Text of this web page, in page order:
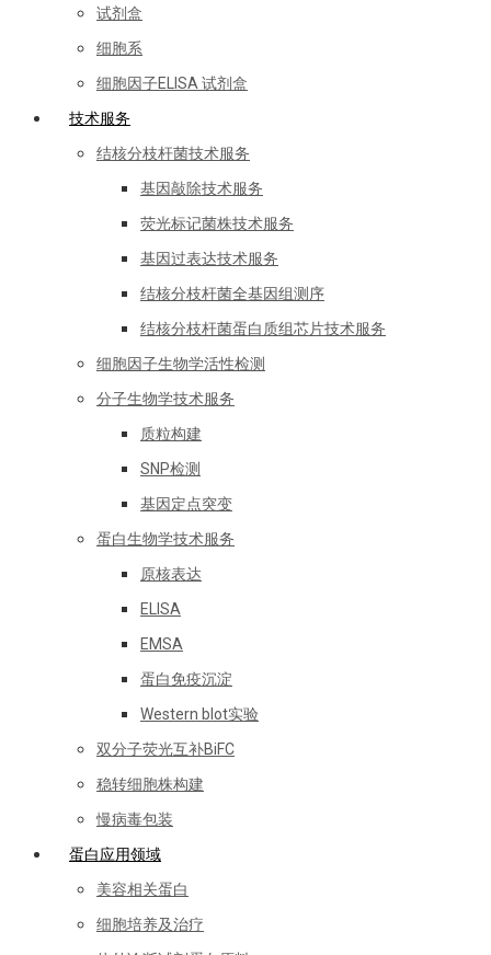
试剂盒
细胞系
细胞因子ELISA 试剂盒
技术服务
结核分枝杆菌技术服务
基因敲除技术服务
荧光标记菌株技术服务
基因过表达技术服务
结核分枝杆菌全基因组测序
结核分枝杆菌蛋白质组芯片技术服务
细胞因子生物学活性检测
分子生物学技术服务
质粒构建
SNP检测
基因定点突变
蛋白生物学技术服务
原核表达
ELISA
EMSA
蛋白免疫沉淀
Western blot实验
双分子荧光互补BiFC
稳转细胞株构建
慢病毒包装
蛋白应用领域
美容相关蛋白
细胞培养及治疗